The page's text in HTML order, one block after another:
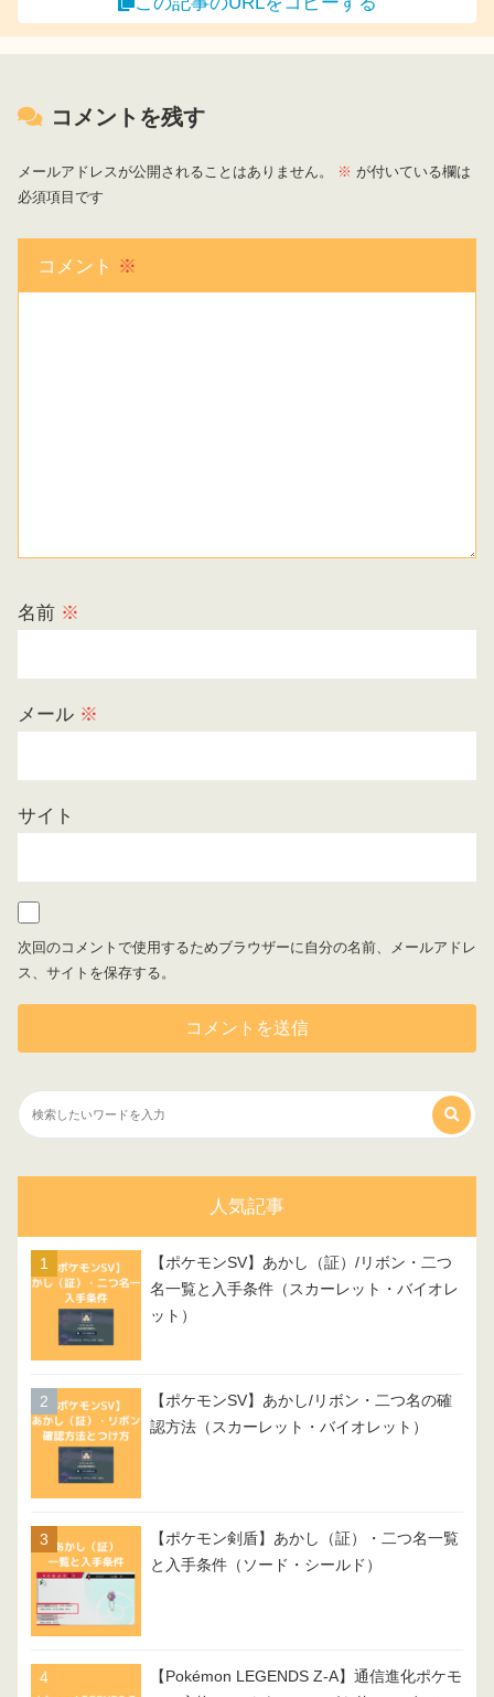
コメントを残す
メールアドレスが公開されることはありません。 ※ が付いている欄は
必須項目です
コメント ※
名前 ※
メール ※
サイト
次回のコメントで使用するためブラウザーに自分の名前、メールアドレ
ス、サイトを保存する。
人気記事
【ポケモンSV】あかし（証）/リボン・二つ
名一覧と入手条件（スカーレット・バイオレ
ット）
【ポケモンSV】あかし/リボン・二つ名の確
認方法（スカーレット・バイオレット）
【ポケモン剣盾】あかし（証）・二つ名一覧
と入手条件（ソード・シールド）
【Pokémon LEGENDS Z-A】通信進化ポケモ